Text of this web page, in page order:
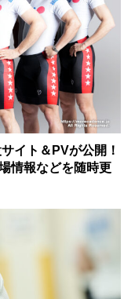
イト＆PVが公開！
情報などを随時更